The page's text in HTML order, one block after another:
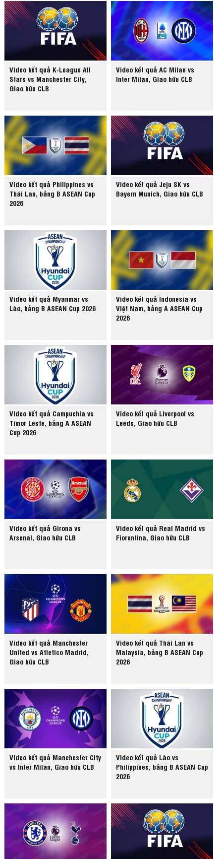
Video kết quả K-League All
Stars vs Manchester City,
Giao hữu CLB
Video kết quả AC Milan vs
Inter Milan, Giao hữu CLB
Video kết quả Philippines vs
Thái Lan, bảng B ASEAN Cup
2026
Video kết quả Jeju SK vs
Bayern Munich, Giao hữu CLB
Video kết quả Myanmar vs
Lào, bảng B ASEAN Cup 2026
Video kết quả Indonesia vs
Việt Nam, bảng A ASEAN Cup
2026
Video kết quả Campuchia vs
Timor Leste, bảng A ASEAN
Cup 2026
Video kết quả Liverpool vs
Leeds, Giao hữu CLB
Video kết quả Girona vs
Arsenal, Giao hữu CLB
Video kết quả Real Madrid vs
Fiorentina, Giao hữu CLB
Video kết quả Manchester
United vs Atletico Madrid,
Giao hữu CLB
Video kết quả Thái Lan vs
Malaysia, bảng B ASEAN Cup
2026
Video kết quả Manchester City
vs Inter Milan, Giao hữu CLB
Video kết quả Lào vs
Philippines, bảng B ASEAN Cup
2026